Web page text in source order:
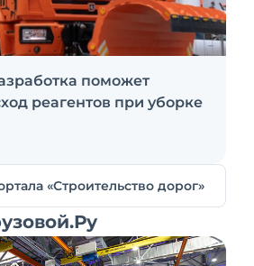
поможет
реагентов при уборке
«Строительство дорог»